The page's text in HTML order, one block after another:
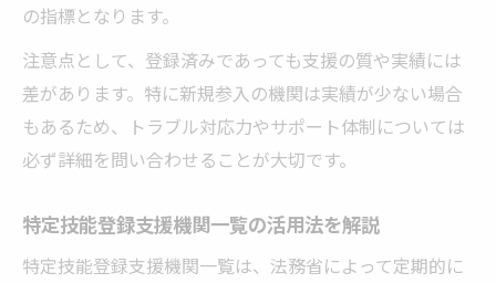
の指標となります。
注意点として、登録済みであっても支援の質や実績には
差があります。特に新規参入の機関は実績が少ない場合
もあるため、トラブル対応力やサポート体制については
必ず詳細を問い合わせることが大切です。
特定技能登録支援機関一覧の活用法を解説
特定技能登録支援機関一覧は、法務省によって定期的に